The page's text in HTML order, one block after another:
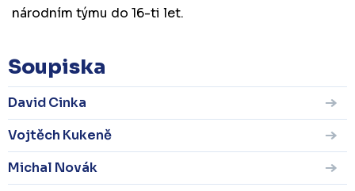
národním týmu do 16-ti let.
Soupiska
David Cinka
Vojtěch Kukeně
Michal Novák